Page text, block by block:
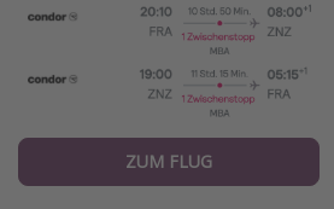
ZUM FLUG